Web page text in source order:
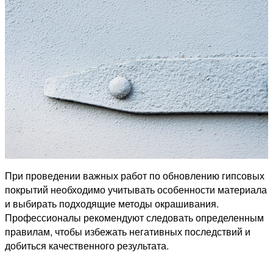
При проведении важных работ по обновлению гипсовых
покрытий необходимо учитывать особенности материала
и выбирать подходящие методы окрашивания.
Профессионалы рекомендуют следовать определенным
правилам, чтобы избежать негативных последствий и
добиться качественного результата.